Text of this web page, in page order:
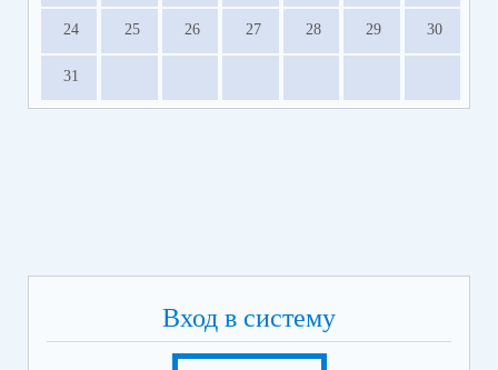
24 25 26 27 28 29 30
31
Вход в систему